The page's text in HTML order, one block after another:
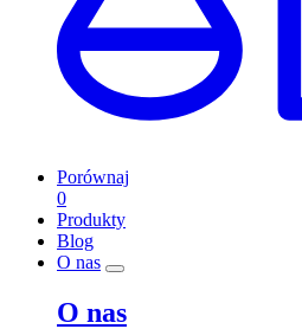
Porównaj
0
Produkty
Blog
O nas
O nas